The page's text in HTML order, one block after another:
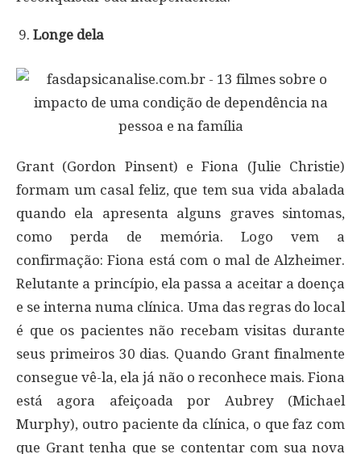
Longe dela
Grant (Gordon Pinsent) e Fiona (Julie Christie)
formam um casal feliz, que tem sua vida abalada
quando ela apresenta alguns graves sintomas,
como perda de memória. Logo vem a
confirmação: Fiona está com o mal de Alzheimer.
Relutante a princípio, ela passa a aceitar a doença
e se interna numa clínica. Uma das regras do local
é que os pacientes não recebam visitas durante
seus primeiros 30 dias. Quando Grant finalmente
consegue vê-la, ela já não o reconhece mais. Fiona
está agora afeiçoada por Aubrey (Michael
Murphy), outro paciente da clínica, o que faz com
que Grant tenha que se contentar com sua nova